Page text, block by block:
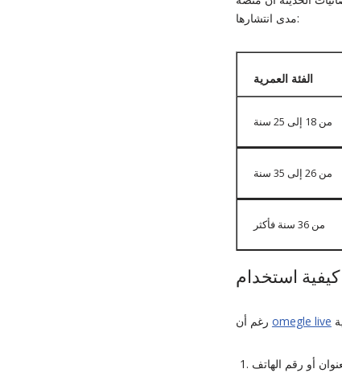
مدى انتشارها:
الفئة العمرية
من 18 إلى 25 سنة
من 26 إلى 35 سنة
من 36 سنة فأكثر
omegle live